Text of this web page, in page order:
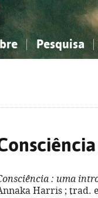
Pesquisa
: uma
Harris ; trad.